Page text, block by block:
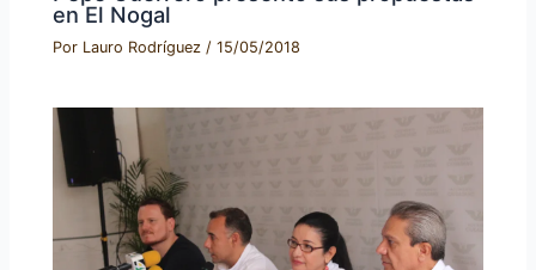
en El Nogal
Por Lauro Rodríguez /15/05/2018